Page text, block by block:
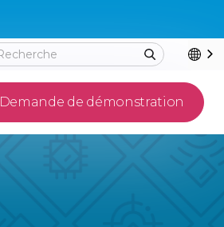
Demande de démonstration